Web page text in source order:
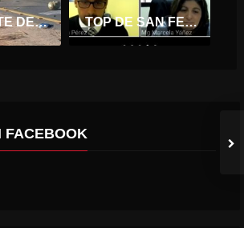
ACCIDENTE DE TRÁNSITO – RUTA I80G TOP DE SAN FERNANDO REALIZA PRIMER JUICIO ORAL EN PERIODO DE ALERTA SANITARIA
FACEBOOK